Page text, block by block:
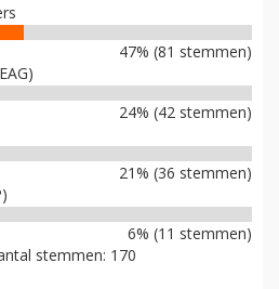
47% (81 stemmen)
24% (42 stemmen)
21% (36 stemmen)
6% (11 stemmen)
stemmen: 170